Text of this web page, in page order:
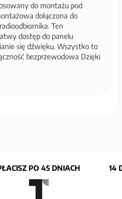
do montażu pod
dołączona do
Ten
dostęp do panelu
się dźwięku. Wszystko to
bezprzewodowa Dzięki
PO 45 DNIACH 14